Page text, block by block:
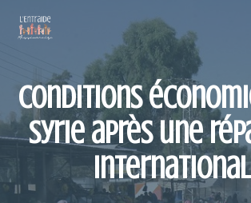
Conditions
Syrie après une